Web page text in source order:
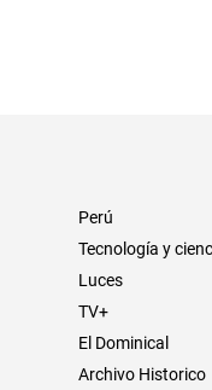
Perú
Tecnología y
Luces
TV+
El Dominical
Archivo Historico